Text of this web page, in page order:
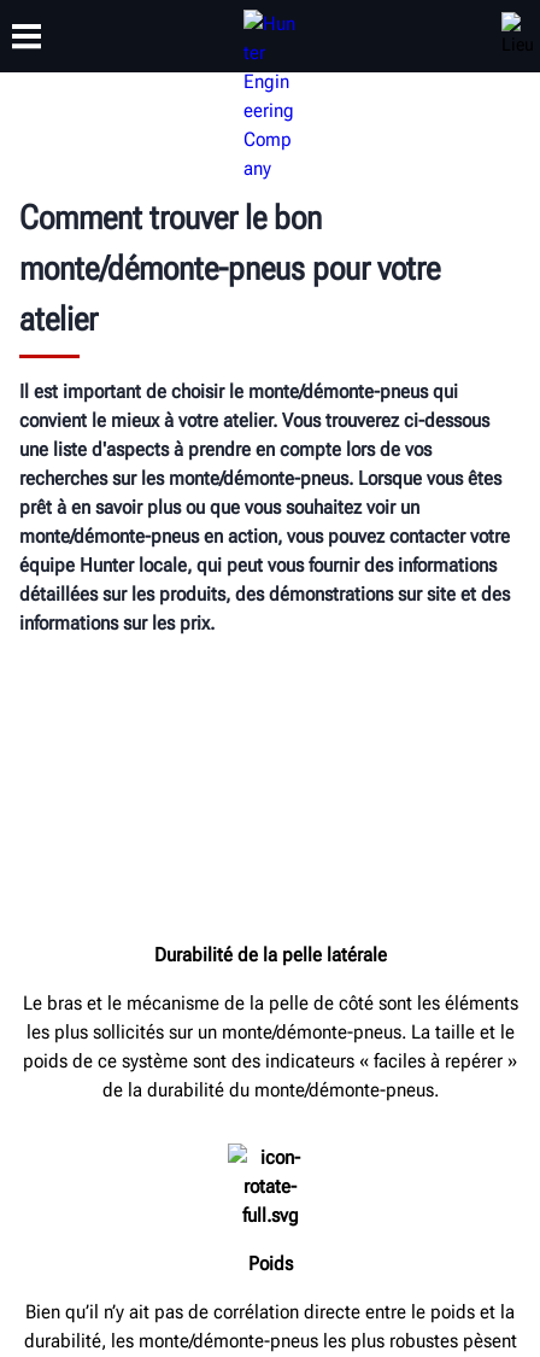
FORMATION
Comment trouver le bon
monte/démonte-pneus pour votre
atelier
Il est important de choisir le monte/démonte-pneus qui
convient le mieux à votre atelier. Vous trouverez ci-dessous
une liste d'aspects à prendre en compte lors de vos
recherches sur les monte/démonte-pneus. Lorsque vous êtes
prêt à en savoir plus ou que vous souhaitez voir un
monte/démonte-pneus en action, vous pouvez contacter votre
équipe Hunter locale, qui peut vous fournir des informations
détaillées sur les produits, des démonstrations sur site et des
informations sur les prix.
Durabilité de la pelle latérale
Le bras et le mécanisme de la pelle de côté sont les éléments
les plus sollicités sur un monte/démonte-pneus. La taille et le
poids de ce système sont des indicateurs « faciles à repérer »
de la durabilité du monte/démonte-pneus.
Poids
Bien qu’il n’y ait pas de corrélation directe entre le poids et la
durabilité, les monte/démonte-pneus les plus robustes pèsent